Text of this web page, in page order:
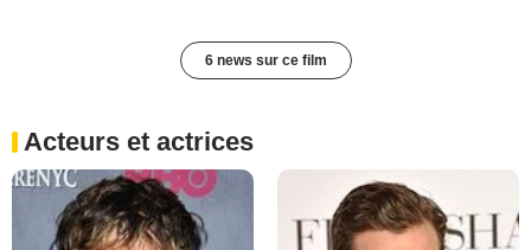
6 news sur ce film
Acteurs et actrices